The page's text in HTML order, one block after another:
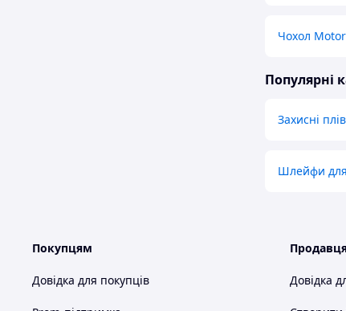
Чохол
Популярні
Захисні
Шлейфи для
Покупцям
Довідка для покупців Довідка